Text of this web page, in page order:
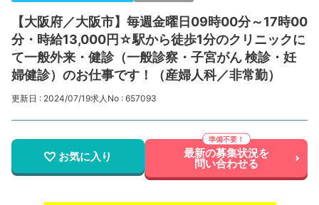
【大阪府／大阪市】毎週金曜日09時00分～17時00
分・時給13,000円☆駅から徒歩1分のクリニックに
て一般外来・健診（一般診察・子宮がん 検診・妊
婦健診）のお仕事です！（産婦人科／非常勤）
更新日 : 2024/07/19求人No : 657093
お気に入り 最新の募集状況を
問い合わせる